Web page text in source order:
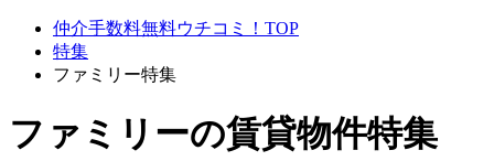
仲介手数料無料ウチコミ！TOP
特集
ファミリー特集
ファミリーの賃貸物件特集